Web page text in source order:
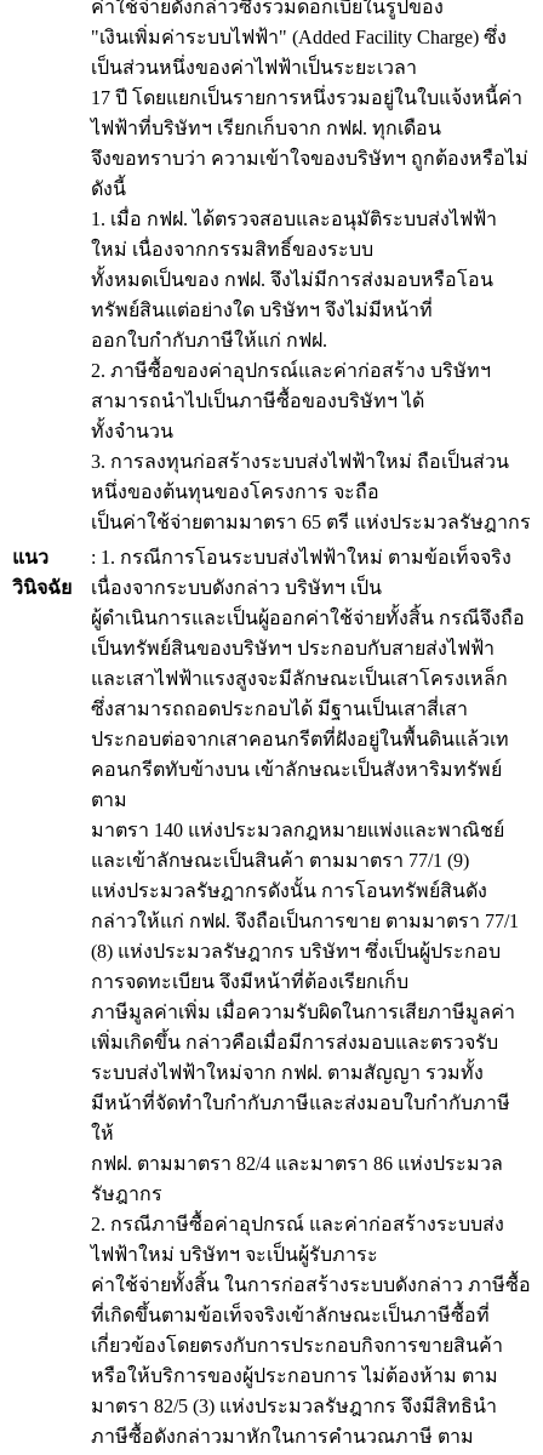
ค่าใช้จ่ายดังกล่าวซึ่งรวมดอกเบี้ยในรูปของ
"เงินเพิ่มค่าระบบไฟฟ้า" (Added Facility Charge) ซึ่ง
เป็นส่วนหนึ่งของค่าไฟฟ้าเป็นระยะเวลา
17 ปี โดยแยกเป็นรายการหนึ่งรวมอยู่ในใบแจ้งหนี้ค่า
ไฟฟ้าที่บริษัทฯ เรียกเก็บจาก กฟฝ. ทุกเดือน
จึงขอทราบว่า ความเข้าใจของบริษัทฯ ถูกต้องหรือไม่
ดังนี้
1. เมื่อ กฟฝ. ได้ตรวจสอบและอนุมัติระบบส่งไฟฟ้า
ใหม่ เนื่องจากกรรมสิทธิ์ของระบบ
ทั้งหมดเป็นของ กฟฝ. จึงไม่มีการส่งมอบหรือโอน
ทรัพย์สินแต่อย่างใด บริษัทฯ จึงไม่มีหน้าที่
ออกใบกำกับภาษีให้แก่ กฟฝ.
2. ภาษีซื้อของค่าอุปกรณ์และค่าก่อสร้าง บริษัทฯ
สามารถนำไปเป็นภาษีซื้อของบริษัทฯ ได้
ทั้งจำนวน
3. การลงทุนก่อสร้างระบบส่งไฟฟ้าใหม่ ถือเป็นส่วน
หนึ่งของต้นทุนของโครงการ จะถือ
เป็นค่าใช้จ่ายตามมาตรา 65 ตรี แห่งประมวลรัษฎากร
แนว
วินิจฉัย
: 1. กรณีการโอนระบบส่งไฟฟ้าใหม่ ตามข้อเท็จจริง
เนื่องจากระบบดังกล่าว บริษัทฯ เป็น
ผู้ดำเนินการและเป็นผู้ออกค่าใช้จ่ายทั้งสิ้น กรณีจึงถือ
เป็นทรัพย์สินของบริษัทฯ ประกอบกับสายส่งไฟฟ้า
และเสาไฟฟ้าแรงสูงจะมีลักษณะเป็นเสาโครงเหล็ก
ซึ่งสามารถถอดประกอบได้ มีฐานเป็นเสาสี่เสา
ประกอบต่อจากเสาคอนกรีตที่ฝังอยู่ในพื้นดินแล้วเท
คอนกรีตทับข้างบน เข้าลักษณะเป็นสังหาริมทรัพย์
ตาม
มาตรา 140 แห่งประมวลกฎหมายแพ่งและพาณิชย์
และเข้าลักษณะเป็นสินค้า ตามมาตรา 77/1 (9)
แห่งประมวลรัษฎากรดังนั้น การโอนทรัพย์สินดัง
กล่าวให้แก่ กฟฝ. จึงถือเป็นการขาย ตามมาตรา 77/1
(8) แห่งประมวลรัษฎากร บริษัทฯ ซึ่งเป็นผู้ประกอบ
การจดทะเบียน จึงมีหน้าที่ต้องเรียกเก็บ
ภาษีมูลค่าเพิ่ม เมื่อความรับผิดในการเสียภาษีมูลค่า
เพิ่มเกิดขึ้น กล่าวคือเมื่อมีการส่งมอบและตรวจรับ
ระบบส่งไฟฟ้าใหม่จาก กฟฝ. ตามสัญญา รวมทั้ง
มีหน้าที่จัดทำใบกำกับภาษีและส่งมอบใบกำกับภาษี
ให้
กฟฝ. ตามมาตรา 82/4 และมาตรา 86 แห่งประมวล
รัษฎากร
2. กรณีภาษีซื้อค่าอุปกรณ์ และค่าก่อสร้างระบบส่ง
ไฟฟ้าใหม่ บริษัทฯ จะเป็นผู้รับภาระ
ค่าใช้จ่ายทั้งสิ้น ในการก่อสร้างระบบดังกล่าว ภาษีซื้อ
ที่เกิดขึ้นตามข้อเท็จจริงเข้าลักษณะเป็นภาษีซื้อที่
เกี่ยวข้องโดยตรงกับการประกอบกิจการขายสินค้า
หรือให้บริการของผู้ประกอบการ ไม่ต้องห้าม ตาม
มาตรา 82/5 (3) แห่งประมวลรัษฎากร จึงมีสิทธินำ
ภาษีซื้อดังกล่าวมาหักในการคำนวณภาษี ตาม